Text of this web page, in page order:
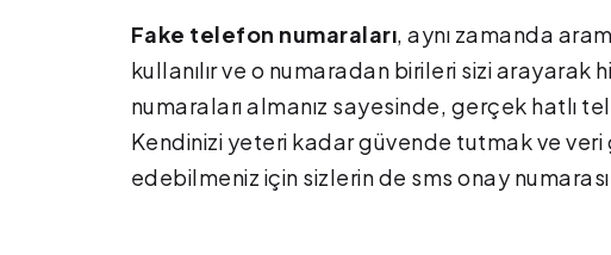
Fake telefon numaraları, aynı zamanda
kullanılır ve o numaradan birileri sizi
numaraları almanız sayesinde, gerçek hatlı
Kendinizi yeteri kadar güvende tutmak ve
edebilmeniz için sizlerin de sms onay